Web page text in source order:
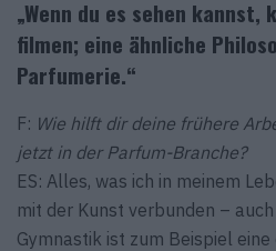
„Wenn du es sehen kannst,
filmen; eine ähnliche
Parfumerie.“
F: Wie hilft dir deine frühere
jetzt in der Parfum-Branche?
ES: Alles, was ich in meinem
mit der Kunst verbunden –
Gymnastik ist zum Beispiel